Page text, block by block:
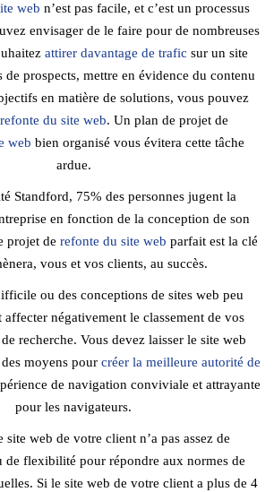
web n’est pas facile, et c’est un processus
envisager de le faire pour de nombreuses
attirer davantage de trafic sur un site
de prospects, mettre en évidence du contenu
en matière de solutions, vous pouvez
refonte du site web. Un plan de projet de
web bien organisé vous évitera cette tâche
ardue.
Standford, 75% des personnes jugent la
en fonction de la conception de son
projet de refonte du site web parfait est la clé
vous et vos clients, au succès.
ou des conceptions de sites web peu
affecter négativement le classement de vos
recherche. Vous devez laisser le site web
moyens pour créer la meilleure autorité de
de navigation conviviale et attrayante
pour les navigateurs.
site web de votre client n’a pas assez de
de flexibilité pour répondre aux normes de
Si le site web de votre client a plus de 4